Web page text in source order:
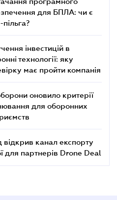
для БПЛА: чи є
інвестицій в
технології: яку
має пройти компанія
оновило критерії
для оборонних
відкрив канал експорту
для партнерів Drone Deal